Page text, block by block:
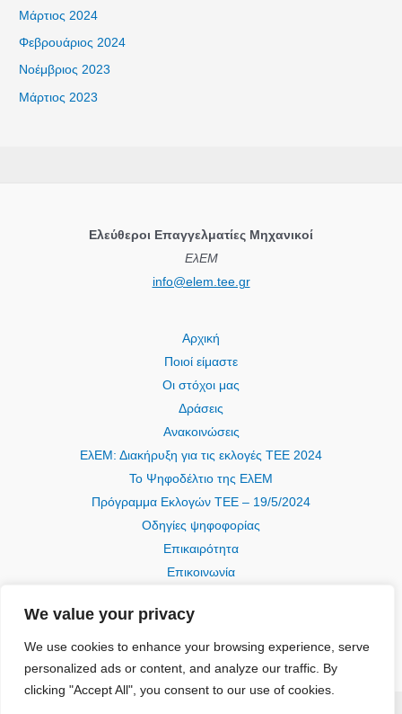
We value your privacy
We use cookies to enhance your browsing experience, serve
personalized ads or content, and analyze our traffic. By
clicking "Accept All", you consent to our use of cookies.
Μάρτιος 2024
Φεβρουάριος 2024
Νοέμβριος 2023
Μάρτιος 2023
Ελεύθεροι Επαγγελματίες Μηχανικοί
ΕλΕΜ
info@elem.tee.gr
Αρχική
Ποιοί είμαστε
Οι στόχοι μας
Δράσεις
Ανακοινώσεις
ΕλΕΜ: Διακήρυξη για τις εκλογές ΤΕΕ 2024
Το Ψηφοδέλτιο της ΕλΕΜ
Πρόγραμμα Εκλογών ΤΕΕ – 19/5/2024
Οδηγίες ψηφοφορίας
Επικαιρότητα
Επικοινωνία